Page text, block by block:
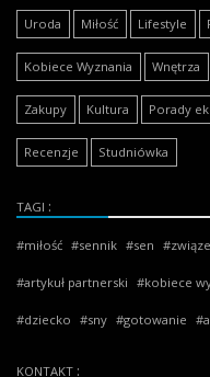
Uroda Miłość Lifestyle
Kobiece Wyznania Wnętrza
Zakupy Kultura Porady
Recenzje Studniówka
TAGI
miłość sennik sen
artykuł partnerski kobiece
dziecko sny gotowanie
KONTAKT